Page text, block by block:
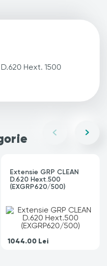
D.620 Hext. 1500
Extensie GRP CLEAN
D.620 Hext.500
(EXGRP620/500)
1044.00 Lei